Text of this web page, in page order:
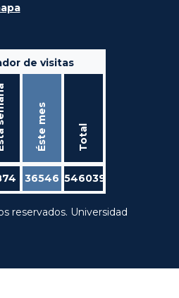
de visitas
Éste mes Total
36546 546039
reservados. Universidad